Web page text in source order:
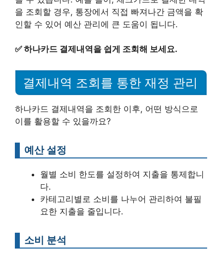
을 조회할 경우, 통장에서 직접 빠져나간 금액을 확
인할 수 있어 예산 관리에 큰 도움이 됩니다.
✅하나카드 결제내역을 쉽게 조회해 보세요.
결제내역 조회를 통한 재정 관리
하나카드 결제내역을 조회한 이후, 어떤 방식으로
이를 활용할 수 있을까요?
예산 설정
월별 소비 한도를 설정하여 지출을 통제합니
다.
카테고리별로 소비를 나누어 관리하여 불필
요한 지출을 줄입니다.
소비 분석